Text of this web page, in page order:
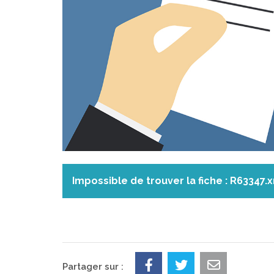
Impossible de trouver la fiche :
Partager sur :